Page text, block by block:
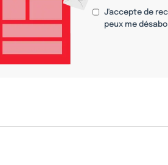
J'accepte de
peux me